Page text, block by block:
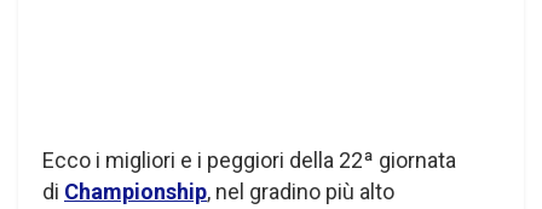
Ecco i migliori e i peggiori della 22ª giornata
di Championship, nel gradino più alto